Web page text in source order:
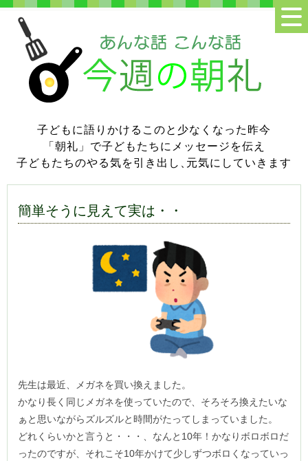
子どもに語りかけるこのと少なくなった昨今
「朝礼」で子どもたちにメッセージを伝え
子どもたちのやる気を引き出し
元気にしていきます
簡単そうに見えて実は・・
先生は最近、メガネを買い換えました。
かなり長く同じメガネを使っていたので、そろそろ換えたいな
ぁと思いながらズルズルと時間がたってしまっていました。
どれくらいかと言うと・・・、なんと10年！かなりボロボロだ
ったのですが、それこそ10年かけて少しずつボロくなっていっ